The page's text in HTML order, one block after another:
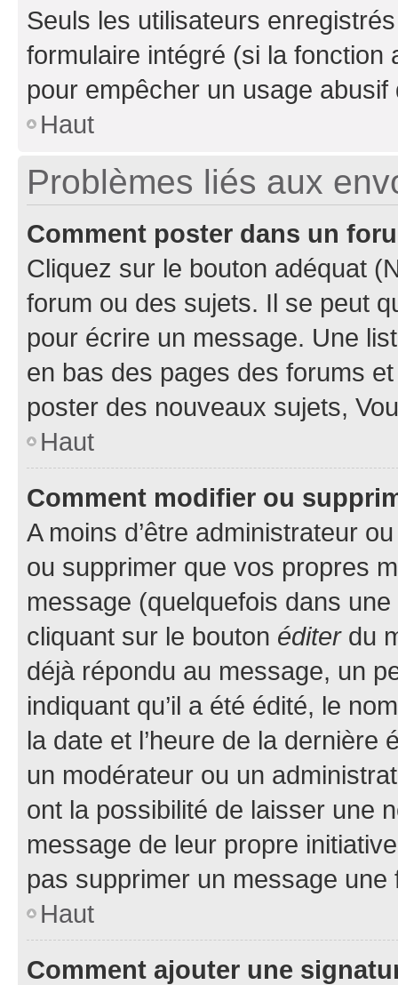
Seuls les utilisateurs
formulaire intégré (si la fonction
pour empêcher un usage
Haut
Problèmes liés aux
Comment poster dans un
Cliquez sur le bouton adéquat
forum ou des sujets. Il se peut
pour écrire un message. Une
en bas des pages des forums
poster des nouveaux sujets,
Haut
Comment modifier ou
A moins d’être administrateur
ou supprimer que vos propres
message (quelquefois dans
cliquant sur le bouton éditerdu
déjà répondu au message, un
indiquant qu’il a été édité, le
la date et l’heure de la dernière
un modérateur ou un
ont la possibilité de laisser une
message de leur propre
pas supprimer un message une
Haut
Comment ajouter une